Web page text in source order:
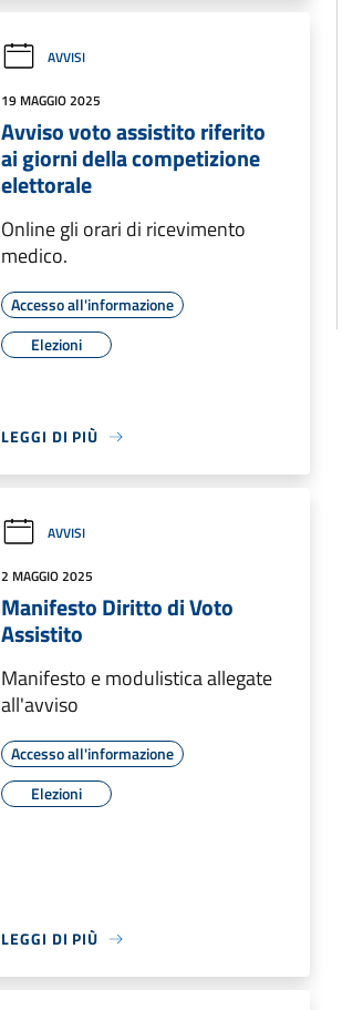
AVVISI
19 MAGGIO 2025
Avviso voto assistito riferito
ai giorni della competizione
elettorale
Online gli orari di ricevimento
medico.
Accesso all'informazione
Elezioni
LEGGI DI PIÙ
AVVISI
2 MAGGIO 2025
Manifesto Diritto di Voto
Assistito
Manifesto e modulistica allegate
all'avviso
Accesso all'informazione
Elezioni
LEGGI DI PIÙ